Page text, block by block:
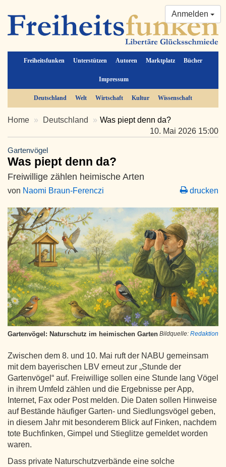
Freiheitsfunken Unterstützen Autoren Marktplatz Bücher
Impressum
Anmelden
Deutschland Welt Wirtschaft Kultur Wissenschaft
Home Deutschland
Was piept denn da?
10. Mai 2026 15:00
Gartenvögel
Was piept denn da?
Freiwillige zählen heimische Arten
von Naomi Braun-Ferenczi drucken
Bildquelle: Redaktion
Gartenvögel: Naturschutz im heimischen Garten
Zwischen dem 8. und 10. Mai ruft der NABU gemeinsam
mit dem bayerischen LBV erneut zur „Stunde der
Gartenvögel“ auf. Freiwillige sollen eine Stunde lang Vögel
in ihrem Umfeld zählen und die Ergebnisse per App,
Internet, Fax oder Post melden. Die Daten sollen Hinweise
auf Bestände häufiger Garten- und Siedlungsvögel geben,
in diesem Jahr mit besonderem Blick auf Finken, nachdem
tote Buchfinken, Gimpel und Stieglitze gemeldet worden
waren.
Dass private Naturschutzverbände eine solche